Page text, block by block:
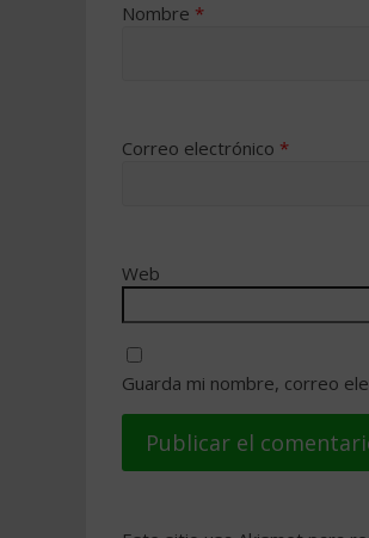
Nombre *
Correo electrónico *
Web
Guarda mi nombre, correo